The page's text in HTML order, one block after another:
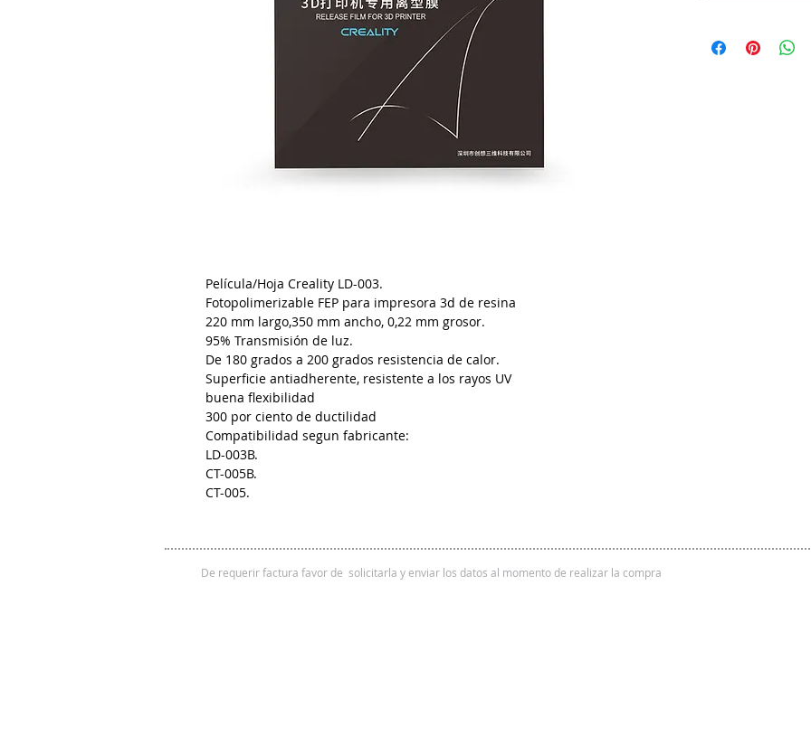
Película/Hoja Creality LD-003.
Fotopolimerizable FEP para impresora 3d de resina
220 mm largo,350 mm ancho, 0,22 mm grosor.
95% Transmisión de luz.
De 180 grados a 200 grados resistencia de calor.
Superficie antiadherente, resistente a los rayos UV
buena flexibilidad
300 por ciento de ductilidad
Compatibilidad segun fabricante:
LD-003B.
CT-005B.
CT-005.
De requerir factura favor de solicitarla y enviar los datos al momento de realizar la compra